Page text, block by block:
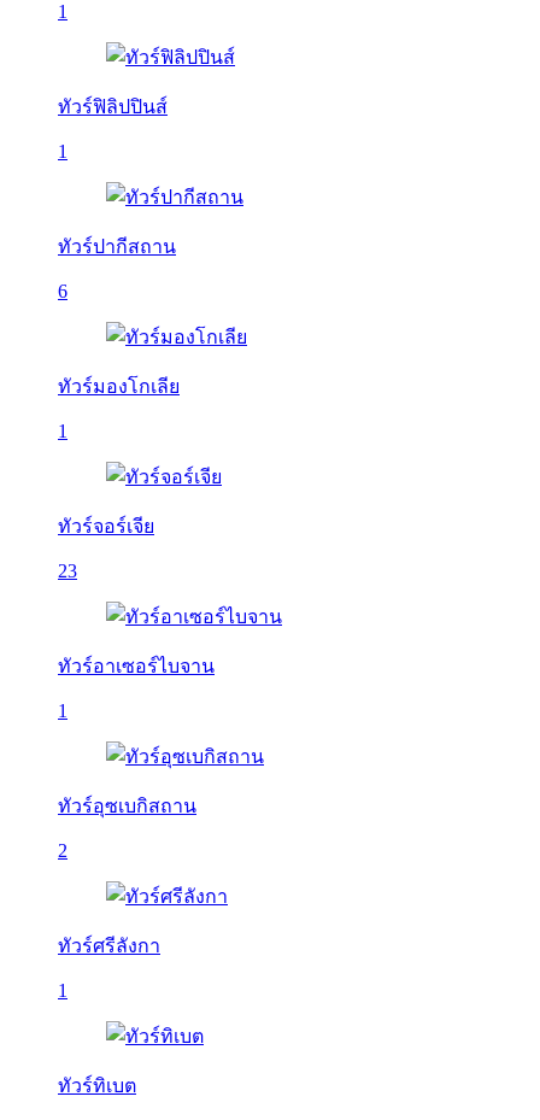
1
ทัวร์ฟิลิปปินส์
1
ทัวร์ปากีสถาน
6
ทัวร์มองโกเลีย
1
ทัวร์จอร์เจีย
23
ทัวร์อาเซอร์ไบจาน
1
ทัวร์อุซเบกิสถาน
2
ทัวร์ศรีลังกา
1
ทัวร์ทิเบต